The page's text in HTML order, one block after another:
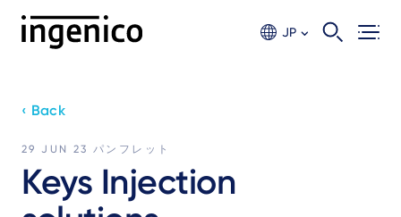
JP
‹ Back
29 JUN 23パンフレット
Keys Injection